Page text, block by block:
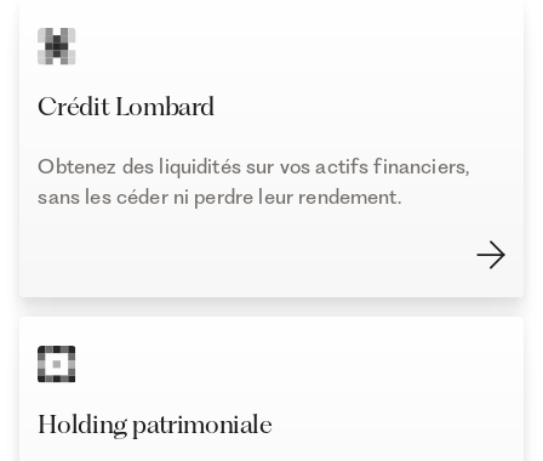
Crédit Lombard
Obtenez des liquidités sur vos actifs financiers,
sans les céder ni perdre leur rendement.
Holding patrimoniale